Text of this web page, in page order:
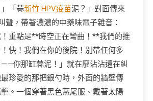
「蒜新竹 HPV疫苗泥？」對面傳來
聲，帶著濃濃的中藥味電子雜音：
！重點是**時空正在彎曲！**我們的推
快！我們在你的後院！別帶任何多
你那缸蒜泥！」就在廖沾沾還在糾
珍愛的那把銀勺時，外面的牆壁傳
。一個穿著黑色燕尾服、戴著太陽